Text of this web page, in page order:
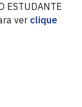
ESTUDANTE
ver clique